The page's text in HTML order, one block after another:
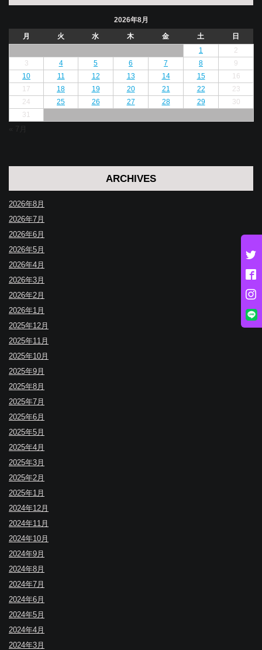
2026年8月
月
火 水 木 金 土
日
1
2
3
4 5 6 7 8
9
10
11 12 13 14 15
16
17
18 19 20 21 22
23
24
25 26 27 28 29
30
31
« 7月
ARCHIVES
2026年8月
2026年7月
2026年6月
2026年5月
2026年4月
2026年3月
2026年2月
2026年1月
2025年12月
2025年11月
2025年10月
2025年9月
2025年8月
2025年7月
2025年6月
2025年5月
2025年4月
2025年3月
2025年2月
2025年1月
2024年12月
2024年11月
2024年10月
2024年9月
2024年8月
2024年7月
2024年6月
2024年5月
2024年4月
2024年3月